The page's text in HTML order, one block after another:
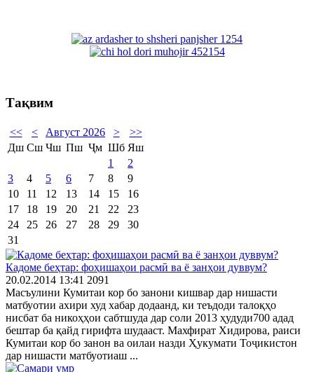
Тақвим
<< < Август 2026 >
>>
Дш Сш Чш Пш Ҷм Шб Яш
1
2
3
4 5 6 7 8
9
10
11 12 13 14 15
16
17
18 19 20 21 22
23
24
25 26 27 28 29
30
31
Кадоме беҳтар: фоҳишаҳои расмӣ ва ё занҳои дуввум?
20.02.2014 13:41 2091
Масъулини Кумитаи кор бо занони кишвар дар нишасти
матбуотии ахири худ хабар додаанд, ки теъдоди талоқҳо
нисбат ба никоҳҳои сабтшуда дар соли 2013 ҳудуди700 адад
бештар ба қайд гирифта шудааст. Махфират Хидирова, раиси
Кумитаи кор бо занон ва оилаи назди Ҳукумати Тоҷикистон
дар нишасти матбуотиаш ...